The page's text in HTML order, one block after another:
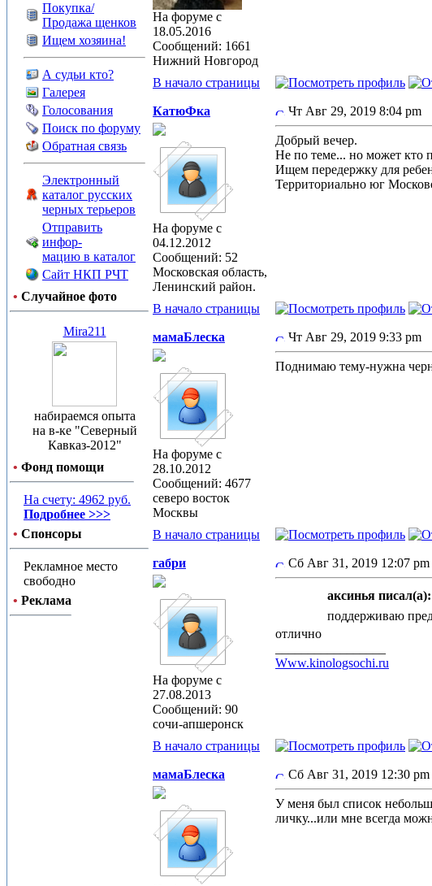
Покупка/
Продажа щенков
Ищем хозяина!
А судьи кто?
Галерея
Голосования
Поиск по форуму
Обратная связь
Электронный
каталог русских
черных терьеров
Отправить
инфор-
мацию в каталог
Сайт НКП РЧТ
• Случайное фото
Mira211
набираемся опыта
на в-ке "Северный
Кавказ-2012"
• Фонд помощи
На счету: 4962 руб.
Подробнее >>>
• Спонсоры
Рекламное место
свободно
• Реклама
На форуме с
18.05.2016
Сообщений: 1661
Нижний Новгород
В начало страницы
КатюФка
На форуме с
04.12.2012
Сообщений: 52
Московская область,
Ленинский район.
Чт Авг 29, 2019 8:04 pm
Добрый вечер.
Не по теме... но может кто
Ищем передержку для
Территориально юг
В начало страницы
мамаБлеска
На форуме с
28.10.2012
Сообщений: 4677
северо восток
Москвы
Чт Авг 29, 2019 9:33 pm
Поднимаю тему-нужна
В начало страницы
габри
На форуме с
27.08.2013
Сообщений: 90
сочи-апшеронск
Сб Авг 31, 2019 12:07
аксинья писал(а):
поддерживаю
отлично
Www.kinologsochi.ru
В начало страницы
мамаБлеска Сб Авг 31, 2019 12:30
У меня был список
личку...или мне всегда